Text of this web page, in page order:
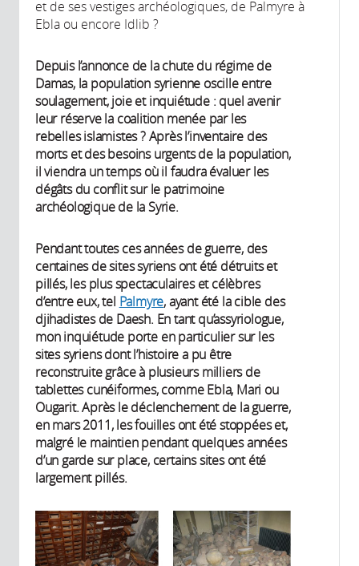
et de ses vestiges archéologiques, de Palmyre à
Ebla ou encore Idlib ?
Depuis l’annonce de la chute du régime de
Damas, la population syrienne oscille entre
soulagement, joie et inquiétude : quel avenir
leur réserve la coalition menée par les
rebelles islamistes ? Après l’inventaire des
morts et des besoins urgents de la population,
il viendra un temps où il faudra évaluer les
dégâts du conflit sur le patrimoine
archéologique de la Syrie.
Pendant toutes ces années de guerre, des
centaines de sites syriens ont été détruits et
pillés, les plus spectaculaires et célèbres
d’entre eux, tel Palmyre, ayant été la cible des
djihadistes de Daesh. En tant qu’assyriologue,
mon inquiétude porte en particulier sur les
sites syriens dont l’histoire a pu être
reconstruite grâce à plusieurs milliers de
tablettes cunéiformes, comme Ebla, Mari ou
Ougarit. Après le déclenchement de la guerre,
en mars 2011, les fouilles ont été stoppées et,
malgré le maintien pendant quelques années
d’un garde sur place, certains sites ont été
largement pillés.